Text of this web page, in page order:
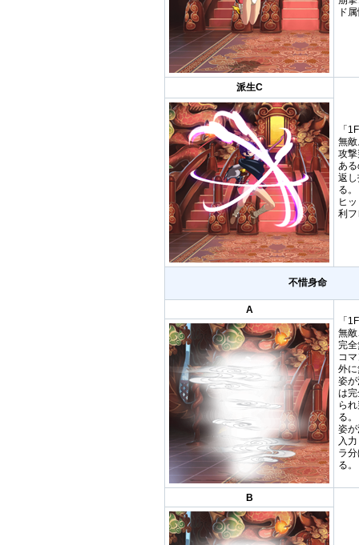
ド
派生C
「
無敵
攻
あ
返
る。
ヒ
利
不惜身命
A
「
無
完
コ
外
姿
は
ら
る。
姿
入
ラ
る。
B